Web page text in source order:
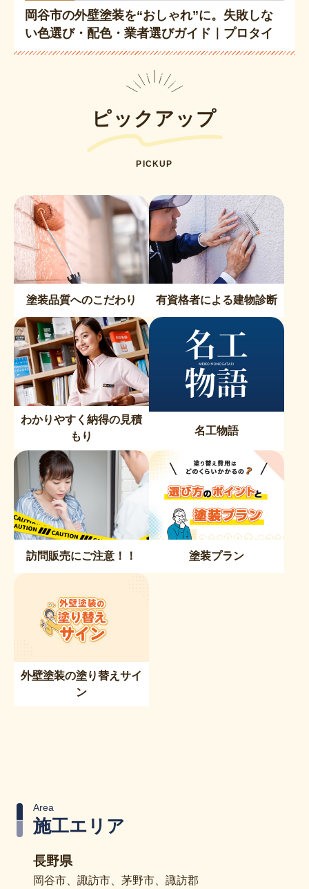
岡谷市の外壁塗装を“おしゃれ”に。失敗しな
い色選び・配色・業者選びガイド｜プロタイ
ムズ岡谷下諏訪店
ピックアップ
PICKUP
塗装品質へのこだわり 有資格者による建物診断
わかりやすく納得の見積
もり
名工物語
訪問販売にご注意！！ 塗装プラン
外壁塗装の塗り替えサイ
ン
施工エリア
Area
長野県
岡谷市、諏訪市、茅野市、諏訪郡